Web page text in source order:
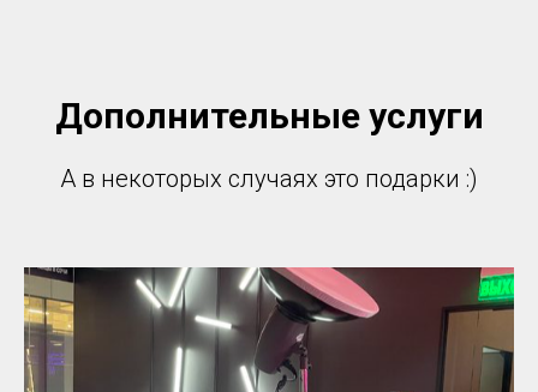
Дополнительные услуги
А в некоторых случаях это подарки :)